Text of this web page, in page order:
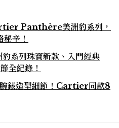
Panthère美洲豹系列，
辛！
豹系列珠寶新款、入門經典
全紀錄！
錶造型細節！Cartier同款8